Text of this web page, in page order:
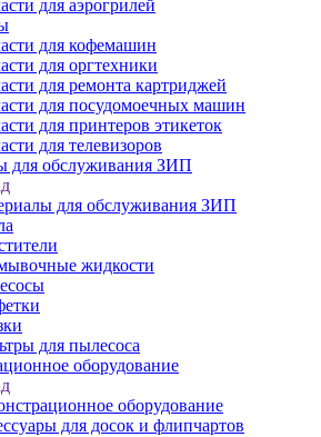
для аэрогрилей
для кофемашин
для оргтехники
для ремонта картриджей
для посудомоечных машин
для принтеров этикеток
для телевизоров
для обслуживания ЗИП
для обслуживания ЗИП
жидкости
для пылесоса
оборудование
оборудование
для досок и флипчартов